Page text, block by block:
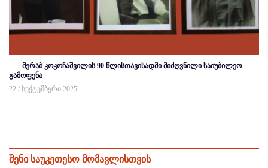
მერაბ კოკოჩაშვილის 90 წლისთავისადმი მიძღვნილი საიუბილეო
გამოფენა
22 / სექტემბერი 2025
შენი საუკეთესო მომავლისთვის